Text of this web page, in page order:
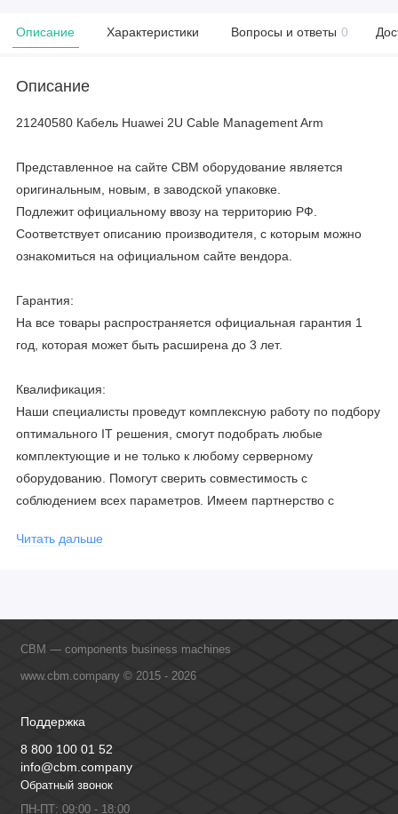
Описание Характеристики Вопросы и ответы 0
Описание
21240580 Кабель Huawei 2U Cable Management Arm
Представленное на сайте CBM оборудование является
оригинальным, новым, в заводской упаковке.
Подлежит официальному ввозу на территорию РФ.
Соответствует описанию производителя, с которым можно
ознакомиться на официальном сайте вендора.
Гарантия:
На все товары распространяется официальная гарантия 1
год, которая может быть расширена до 3 лет.
Квалификация:
Наши специалисты проведут комплексную работу по подбору
оптимального IT решения, смогут подобрать любые
комплектующие и не только к любому серверному
оборудованию. Помогут сверить совместимость с
соблюдением всех параметров. Имеем партнерство с
обучение сотрудников, что позволяет исключить ошибки даже
Читать дальше
CBM — components business machines
www.cbm.company © 2015 - 2026
Поддержка
8 800 100 01 52
info@cbm.company
Обратный звонок
ПН-ПТ: 09:00 - 18:00